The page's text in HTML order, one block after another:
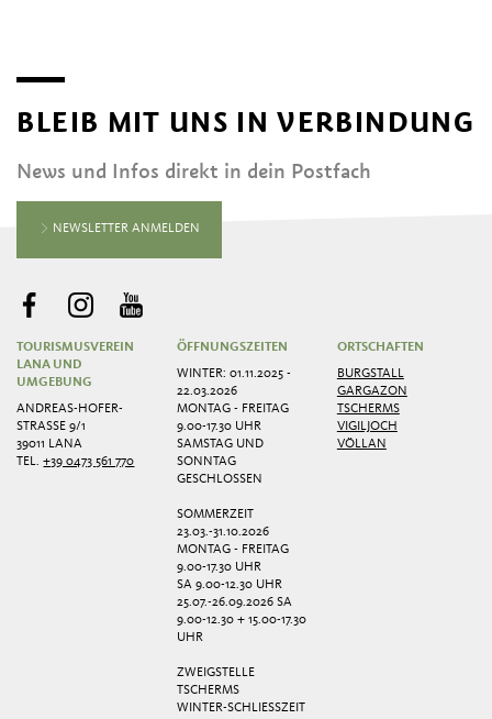
BLEIB MIT UNS IN VERBINDUNG
News und Infos direkt in dein Postfach
NEWSLETTER ANMELDEN
TOURISMUSVEREIN
LANA UND
UMGEBUNG
ANDREAS-HOFER-
STRASSE 9/1
39011 LANA
TEL.+39 0473 561 770
ÖFFNUNGSZEITEN
WINTER: 01.11.2025 -
22.03.2026
MONTAG - FREITAG
9.00-17.30 UHR
SAMSTAG UND
SONNTAG
GESCHLOSSEN
SOMMERZEIT
23.03.-31.10.2026
MONTAG - FREITAG
9.00-17.30 UHR
SA 9.00-12.30 UHR
25.07.-26.09.2026 SA
9.00-12.30 + 15.00-17.30
UHR
ZWEIGSTELLE
TSCHERMS
WINTER-SCHLIESSZEIT
ORTSCHAFTEN
BURGSTALL
GARGAZON
TSCHERMS
VIGILJOCH
VÖLLAN